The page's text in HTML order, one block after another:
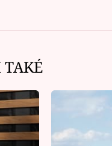
TAKÉ